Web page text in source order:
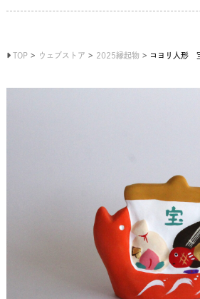
TOP ウェブストア 2025縁起物 コヨリ人形